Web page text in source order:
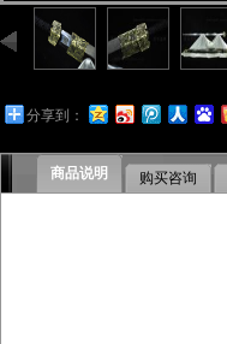
分享到：
商品说明 购买咨询